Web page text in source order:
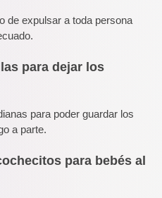
de expulsar a toda persona
para dejar los
para poder guardar los
a parte.
para bebés al